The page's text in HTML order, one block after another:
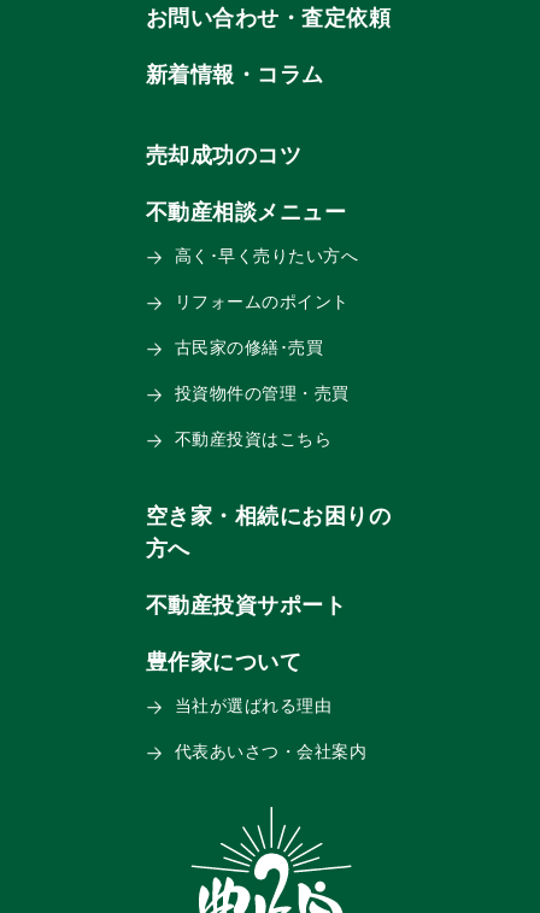
お問い合わせ・査定依頼
新着情報・コラム
売却成功のコツ
不動産相談メニュー
高く･早く売りたい方へ
リフォームのポイント
古民家の修繕･売買
投資物件の管理・売買
不動産投資はこちら
空き家・相続にお困りの
方へ
不動産投資サポート
豊作家について
当社が選ばれる理由
代表あいさつ・会社案内